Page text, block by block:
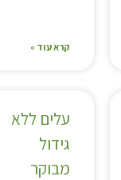
קרא עוד »
עלים ללא
גידול
מבוקר